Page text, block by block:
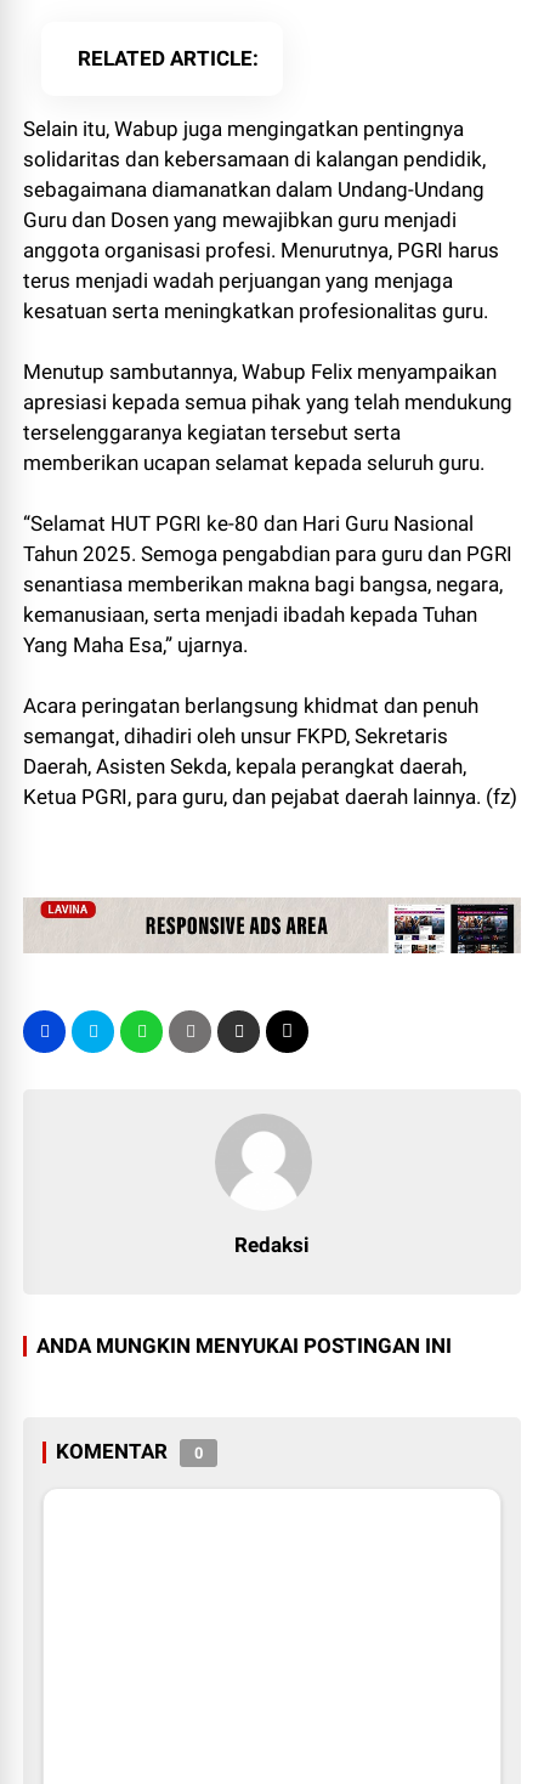
RELATED ARTICLE
Selain itu, Wabup juga mengingatkan pentingnya
solidaritas dan kebersamaan di kalangan pendidik,
sebagaimana diamanatkan dalam Undang-Undang
Guru dan Dosen yang mewajibkan guru menjadi
anggota organisasi profesi. Menurutnya, PGRI harus
terus menjadi wadah perjuangan yang menjaga
kesatuan serta meningkatkan profesionalitas guru.
Menutup sambutannya, Wabup Felix menyampaikan
apresiasi kepada semua pihak yang telah mendukung
terselenggaranya kegiatan tersebut serta
memberikan ucapan selamat kepada seluruh guru.
“Selamat HUT PGRI ke-80 dan Hari Guru Nasional
Tahun 2025. Semoga pengabdian para guru dan PGRI
senantiasa memberikan makna bagi bangsa, negara,
kemanusiaan, serta menjadi ibadah kepada Tuhan
Yang Maha Esa,” ujarnya.
Acara peringatan berlangsung khidmat dan penuh
semangat, dihadiri oleh unsur FKPD, Sekretaris
Daerah, Asisten Sekda, kepala perangkat daerah,
Ketua PGRI, para guru, dan pejabat daerah lainnya. (fz)
Redaksi
ANDA MUNGKIN MENYUKAI POSTINGAN INI
KOMENTAR 0